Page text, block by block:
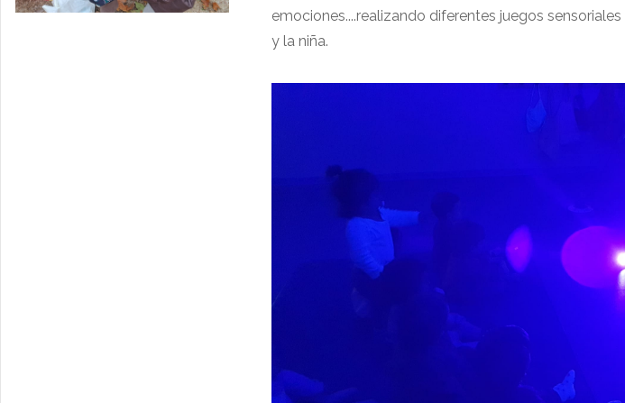
emociones....realizando diferentes juegos
y la niña.